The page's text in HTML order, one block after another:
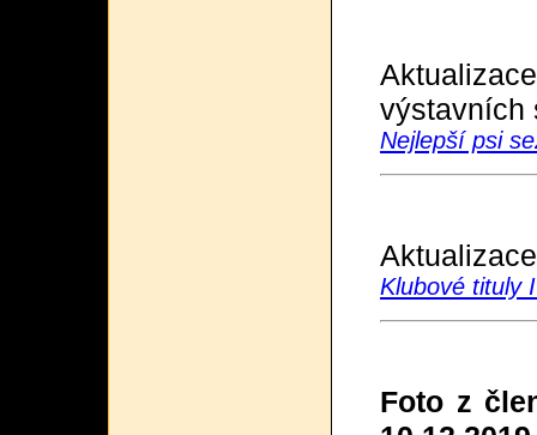
výstavních
Nejlepší psi
Klubové tituly
Foto z